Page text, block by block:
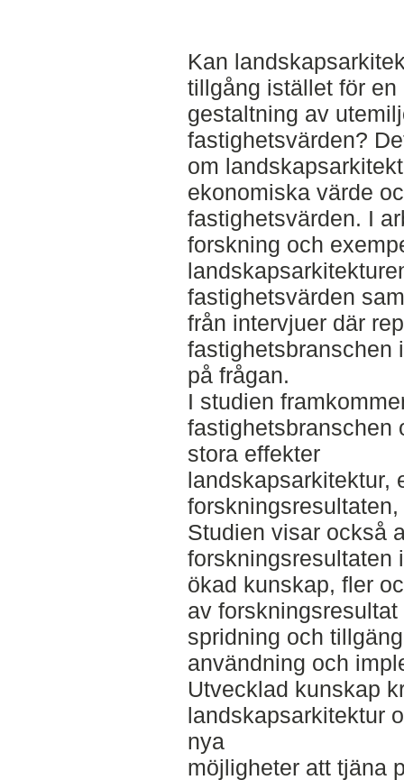
Kan
tillgång istället för
gestaltning av
fastighetsvärden?
om
ekonomiska värde
fastighetsvärden. I
forskning och
fastighetsvärden
från intervjuer där
fastighetsbranschen
på frågan.
I studien
fastighetsbranschen
stora effekter
landskapsarkitektur,
Studien visar också
forskningsresultaten
ökad kunskap, fler
av
spridning och
användning och
Utvecklad kunskap
landskapsarkitektur
nya
möjligheter att tjäna